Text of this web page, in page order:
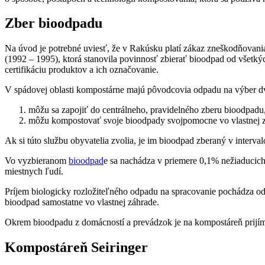
Zber bioodpadu
Na úvod je potrebné uviesť, že v Rakúsku platí zákaz
(1992 – 1995), ktorá stanovila povinnosť zbierať bioodpad od
certifikáciu produktov a ich označovanie.
V spádovej oblasti kompostárne majú pôvodcovia odpadu na výber
môžu sa zapojiť do centrálneho, pravidelného zberu
môžu kompostovať svoje bioodpady svojpomocne vo
Ak si túto službu obyvatelia zvolia, je im bioodpad zberaný v
Vo vyzbieranom bioodpade sa nachádza v priemere 0,1%
miestnych ľudí.
Príjem biologicky rozložiteľného odpadu na spracovanie pochádza
bioodpad samostatne vo vlastnej záhrade.
Okrem bioodpadu z domácností a prevádzok je na kompostáreň
Kompostáreň Seiringer